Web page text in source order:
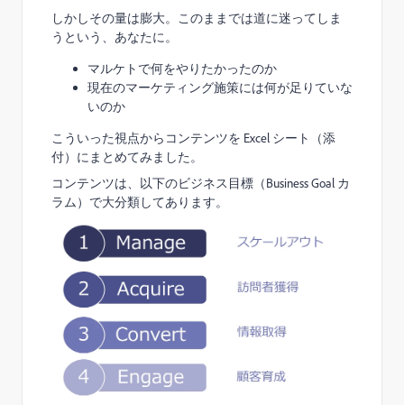
しかしその量は膨大。このままでは道に迷ってしま
うという、あなたに。
マルケトで何をやりたかったのか
現在のマーケティング施策には何が足りていな
いのか
こういった視点からコンテンツを Excel シート（添
付）にまとめてみました。
コンテンツは、以下のビジネス目標（Business Goal カ
ラム）で大分類してあります。